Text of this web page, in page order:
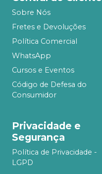
Sobre Nós
Fretes e Devoluções
Política Comercial
WhatsApp
Cursos e Eventos
Código de Defesa do
Consumidor
Privacidade e
Segurança
Política de Privacidade -
LGPD